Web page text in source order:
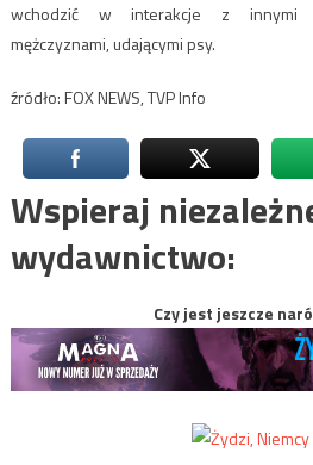
wchodzić w interakcje z innymi
mężczyznami, udającymi psy.
źródło: FOX NEWS, TVP Info
Wspieraj
wydawnictwo:
Czy jest jeszcze